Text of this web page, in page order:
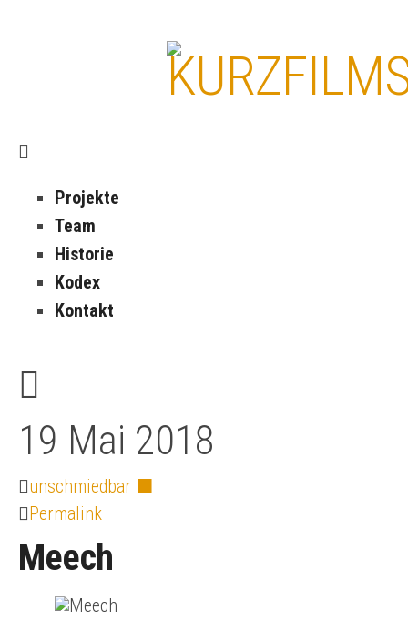
Projekte
Team
Historie
Kodex
Kontakt
19 Mai 2018
unschmiedbar ⬛
Permalink
Meech